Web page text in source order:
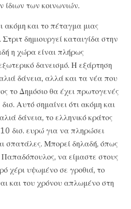
ίδιων των κοινωνιών.
ακόμη και το πέταγμα μιας
δημιουργεί καταιγίδα στην
η χώρα είναι πλήρως
δανεισμό. Η εξάρτηση
δάνεια, αλλά και τα νέα που
το Δημόσιο θα έχει πρωτογενές
Αυτό σημαίνει ότι ακόμη και
δάνεια, το ελληνικό κράτος
δισ. ευρώ για να πληρώσει
σπατάλες. Μπορεί δηλαδή, όπως
Παπαδόπουλος, να είμαστε στους
χέρι υψωμένο σε γροθιά, το
και του χρόνου απλωμένο στη